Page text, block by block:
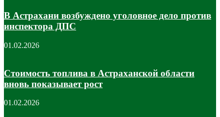
В Астрахани возбуждено уголовное дело против
инспектора ДПС
01.02.2026
Стоимость топлива в Астраханской области
вновь показывает рост
01.02.2026